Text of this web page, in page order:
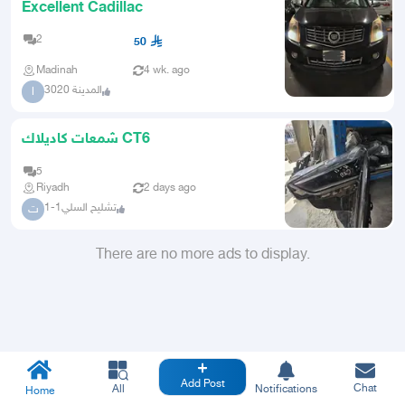
Excellent Cadillac
2 50
Madinah 4 wk. ago
ا المدينة 3020
شمعات كاديلاك CT6
5
Riyadh
2 days ago
ت تشليح السلي1-1
There are no more ads to display.
Home All Add Post Notifications Chat